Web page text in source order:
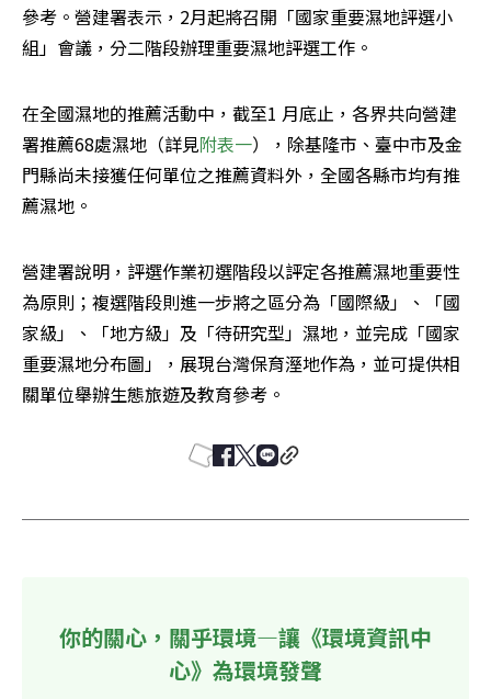
參考。營建署表示，2月起將召開「國家重要濕地評選小
組」會議，分二階段辦理重要濕地評選工作。
在全國濕地的推薦活動中，截至1 月底止，各界共向營建
署推薦68處濕地（詳見附表一），除基隆市、臺中市及金
門縣尚未接獲任何單位之推薦資料外，全國各縣市均有推
薦濕地。
營建署說明，評選作業初選階段以評定各推薦濕地重要性
為原則；複選階段則進一步將之區分為「國際級」、「國
家級」、「地方級」及「待研究型」濕地，並完成「國家
重要濕地分布圖」，展現台灣保育溼地作為，並可提供相
關單位舉辦生態旅遊及教育參考。
你的關心，關乎環境—讓《環境資訊中
心》為環境發聲